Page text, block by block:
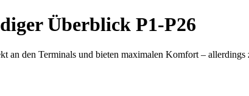
Überblick P1-P26
den Terminals und bieten maximalen Komfort – allerdings